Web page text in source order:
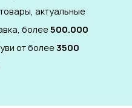
актуальные
более500.000
от более3500